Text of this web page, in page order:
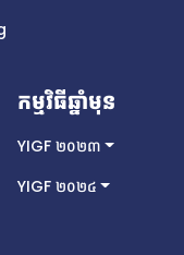
េហទំព័រ ចាន់ ទី អាយុ
ហើយបានបញ្ចប់
ល័យអាមេរិកាំងភ្នំពេញ
ជាលើកដំបូង
លោក ដែលភ្លាមៗ
ម្មវិធី
ានបទអ៊ីនធឺណិត។ ជា
កម្មវិធីឆ្នាំមុន
YIGF ២០២៣
YIGF ២០២៤